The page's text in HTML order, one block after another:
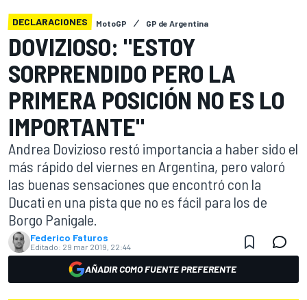
DECLARACIONES MotoGP GP de Argentina
DOVIZIOSO: "ESTOY
SORPRENDIDO PERO LA
PRIMERA POSICIÓN NO ES LO
IMPORTANTE"
Andrea Dovizioso restó importancia a haber sido el
más rápido del viernes en Argentina, pero valoró
las buenas sensaciones que encontró con la
Ducati en una pista que no es fácil para los de
Borgo Panigale.
Federico Faturos
Editado: 29 mar 2019, 22:44
AÑADIR COMO FUENTE PREFERENTE